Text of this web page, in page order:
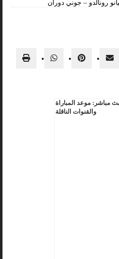
رونالدو – جوني دوران
مباشر: موعد المباراة
والقنوات الناقلة